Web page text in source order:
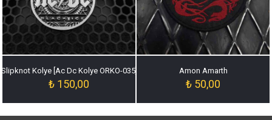
Slipknot Kolye [Ac Dc Kolye ORKO-035]
₺ 150,00
Amon Amarth
₺ 50,00